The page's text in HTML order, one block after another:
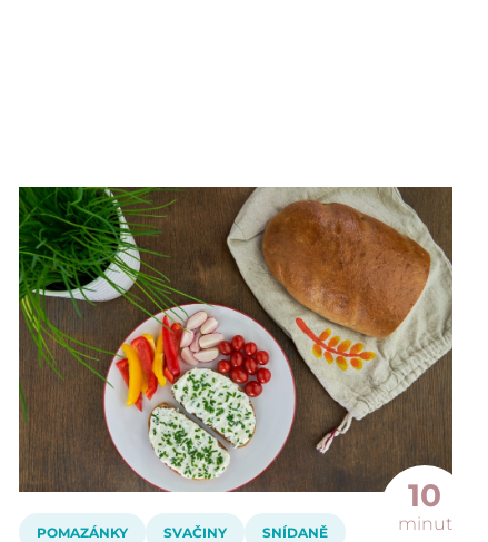
10
minut
POMAZÁNKY SVAČINY SNÍDANĚ